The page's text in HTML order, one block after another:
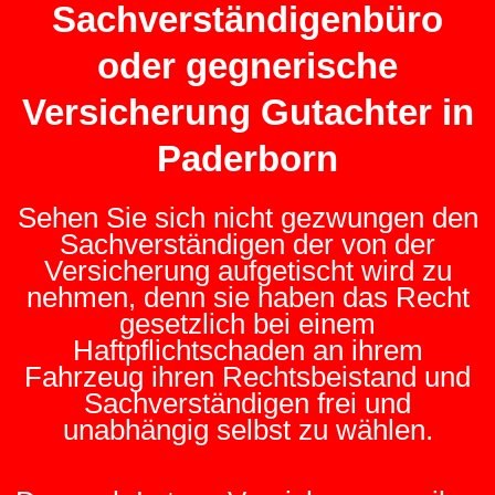
Sachverständigenbüro
oder gegnerische
Versicherung Gutachter in
Paderborn
Sehen Sie sich nicht gezwungen den
Sachverständigen der von der
Versicherung aufgetischt wird zu
nehmen, denn sie haben das Recht
gesetzlich bei einem
Haftpflichtschaden an ihrem
Fahrzeug ihren Rechtsbeistand und
Sachverständigen frei und
unabhängig selbst zu wählen.